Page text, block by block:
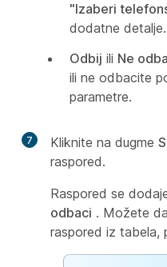
"Izaberi
dodatne detalje.
Odbij ili Ne
ili ne odbacite
parametre.
7 Kliknite na dugme
raspored.
Raspored se
odbaci . Možete
raspored iz tabela,